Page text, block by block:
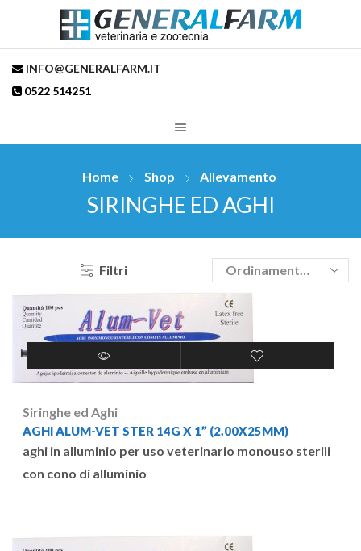
INFO@GENERALFARM.IT
0522 514251
Home Shop Allevamento
SIRINGHE ED AGHI
Filtri
Siringhe ed Aghi
AGHI ALUM-VET STER 14G X 1” (2,00X25MM)
aghi in alluminio per uso veterinario monouso sterili
con cono di alluminio